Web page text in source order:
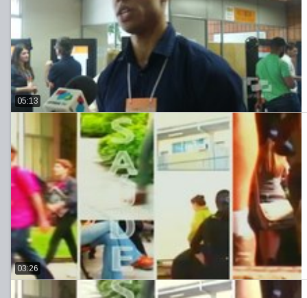
05:13
03:26